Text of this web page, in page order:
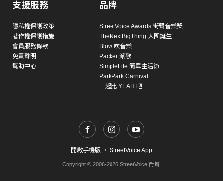
支援服務
隱私權保護政策
著作權保護措施
會員服務條款
免責聲明
幫助中心
品牌
StreetVoice Awards 街聲音樂獎
TheNextBigThing 大團誕生
Blow 吹音樂
Packer 派歌
SimpleLife 簡單生活節
ParkPark Carnival
一起比 YEAH 吧
開啟手機版 ・ StreetVoice App
Copyright © 2006-2026 StreetVoice 街聲.